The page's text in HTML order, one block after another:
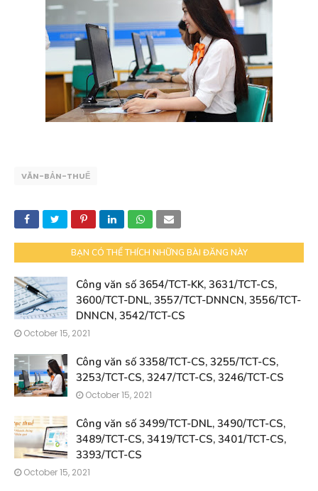
VĂN-BẢN-THUẾ
BẠN CÓ THỂ THÍCH NHỮNG BÀI ĐĂNG NÀY
Công văn số 3654/TCT-KK, 3631/TCT-CS,
3600/TCT-DNL, 3557/TCT-DNNCN, 3556/TCT-
DNNCN, 3542/TCT-CS
October 15, 2021
Công văn số 3358/TCT-CS, 3255/TCT-CS,
3253/TCT-CS, 3247/TCT-CS, 3246/TCT-CS
October 15, 2021
Công văn số 3499/TCT-DNL, 3490/TCT-CS,
3489/TCT-CS, 3419/TCT-CS, 3401/TCT-CS,
3393/TCT-CS
October 15, 2021